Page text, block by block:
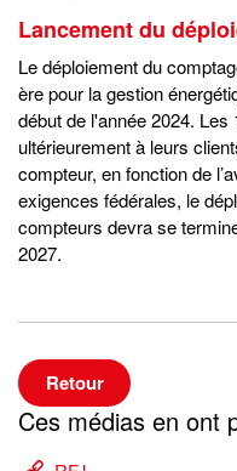
Lancement du
Le déploiement du
ère pour la gestion
début de l'année 2024.
ultérieurement à leurs
compteur, en fonction de
exigences fédérales, le
compteurs devra se
2027.
Retour
Ces médias en ont